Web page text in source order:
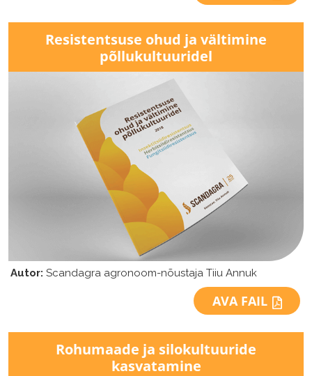
Resistentsuse ohud ja vältimine
põllukultuuridel
Autor: Scandagra agronoom-nõustaja Tiiu Annuk
AVA FAIL
Rohumaade ja silokultuuride
kasvatamine